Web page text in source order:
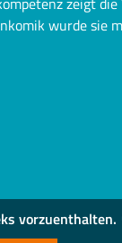
wurde sie